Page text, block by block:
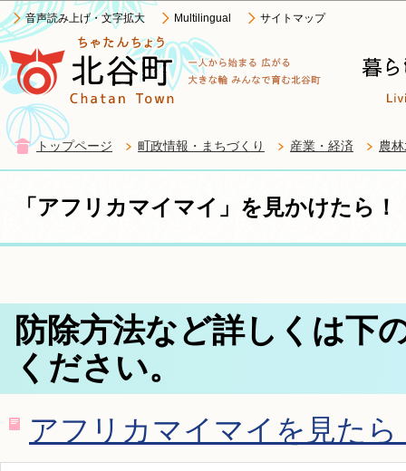
音声読み上げ・文字拡大 Multilingual サイトマップ
トップページ 町政情報・まちづくり 産業・経済 農
「アフリカマイマイ」を見かけたら！
防除方法など詳しくは下
ください。
アフリカマイマイを見た